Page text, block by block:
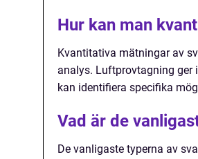
Hur kan man
Kvantitativa mätningar av
analys. Luftprovtagning ger
kan identifiera specifika
Vad är de
De vanligaste typerna av